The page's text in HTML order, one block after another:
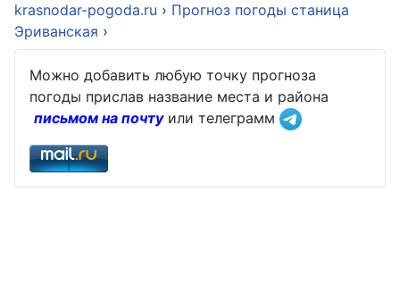
krasnodar-pogoda.ru › Прогноз погоды станица
Эриванская ›
Можно добавить любую точку прогноза
погоды прислав название места и района
письмом на почтуили телеграмм